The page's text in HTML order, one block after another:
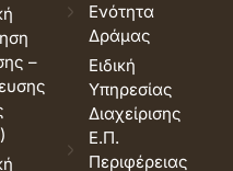
–
Ενότητα
Δράμας
Ειδική
Υπηρεσίας
Διαχείρισης
Ε.Π.
Περιφέρειας